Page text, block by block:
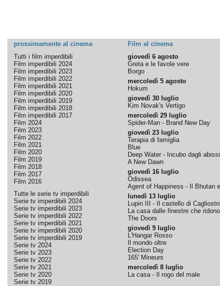
prossimamente al cinema
Film al cinema
Tutti i film imperdibili
Film imperdibili 2024
Film imperdibili 2023
Film imperdibili 2022
Film imperdibili 2021
Film imperdibili 2020
Film imperdibili 2019
Film imperdibili 2018
Film imperdibili 2017
Film 2024
Film 2023
Film 2022
Film 2021
Film 2020
Film 2019
Film 2018
Film 2017
Film 2016
Tutte le serie tv imperdibili
Serie tv imperdibili 2024
Serie tv imperdibili 2023
Serie tv imperdibili 2022
Serie tv imperdibili 2021
Serie tv imperdibili 2020
Serie tv imperdibili 2019
Serie tv 2024
Serie tv 2023
Serie tv 2022
Serie tv 2021
Serie tv 2020
Serie tv 2019
giovedì 6 agosto
Greta e le favole vere
Borgo
mercoledì 5 agosto
Hokum
giovedì 30 luglio
Kim Novak's Vertigo
mercoledì 29 luglio
Spider-Man - Brand New Day
giovedì 23 luglio
Terapia di famiglia
Blue
Deep Water - Incubo dagli abissi
A New Dawn
giovedì 16 luglio
Odissea
Agent of Happiness - Il Bhutan
lunedì 13 luglio
Lupin III - Il castello di
La casa dalle finestre che ridono
The Doors
giovedì 9 luglio
L'Hangar Rosso
Il mondo oltre
Election Day
165' Mineurs
mercoledì 8 luglio
La casa - Il rogo del male